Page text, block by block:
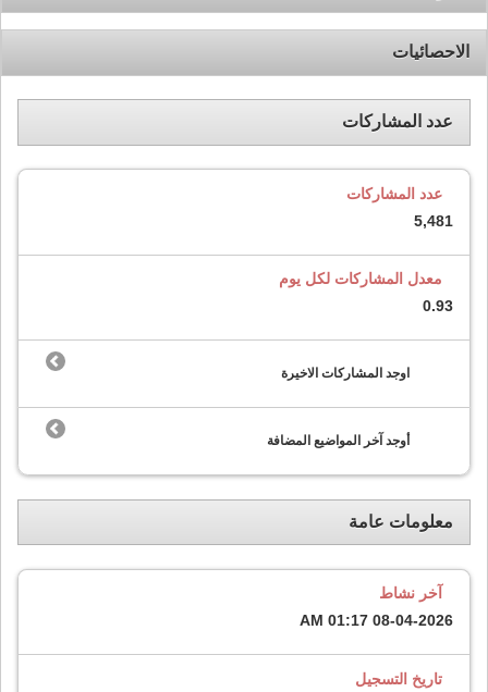
الاحصائيات
عدد المشاركات
عدد المشاركات
5,481
معدل المشاركات لكل يوم
0.93
اوجد المشاركات الاخيرة
أوجد آخر المواضيع المضافة
معلومات عامة
آخر نشاط
08-04-2026
01:17 AM
تاريخ التسجيل